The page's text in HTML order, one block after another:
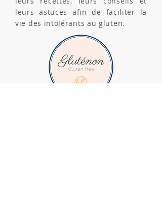
leurs astuces afin de faciliter la
vie des intolérants au gluten.